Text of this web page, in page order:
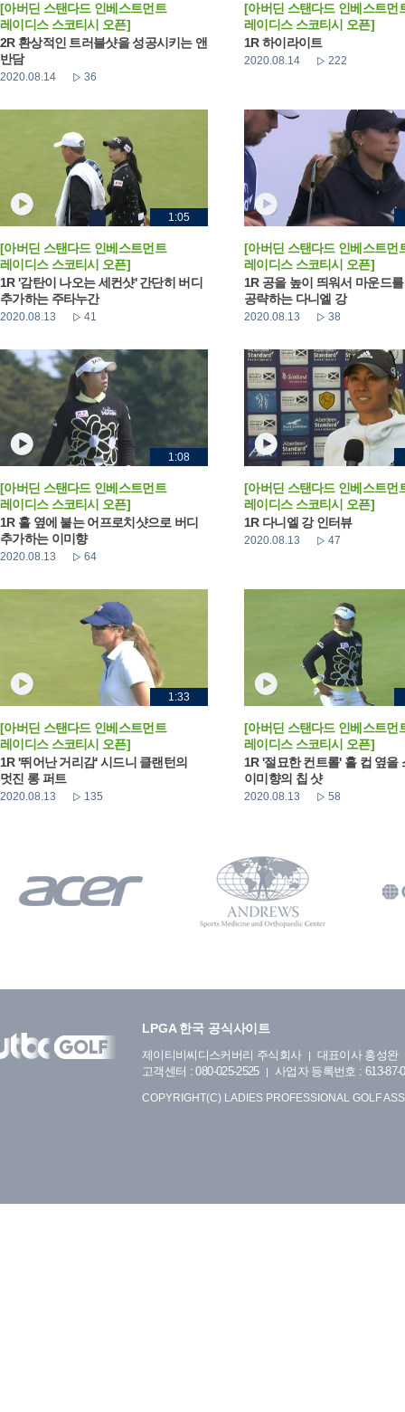
[아버딘 스탠다드 인베스트먼트
레이디스 스코티시 오픈]
2R 환상적인 트러블샷을 성공시키는 앤
반담
2020.08.14 36
[아버딘 스탠다드 인베스트먼
레이디스 스코티시 오픈]
1R 하이라이트
2020.08.14 222
1:05
[아버딘 스탠다드 인베스트먼트
레이디스 스코티시 오픈]
1R '감탄이 나오는 세컨샷' 간단히 버디
추가하는 주타누간
2020.08.13 41
[아버딘 스탠다드 인베스트먼
레이디스 스코티시 오픈]
1R 공을 높이 띄워서 마운드를
공략하는 다니엘 강
2020.08.13 38
1:08
[아버딘 스탠다드 인베스트먼트
레이디스 스코티시 오픈]
1R 홀 옆에 붙는 어프로치샷으로 버디
추가하는 이미향
2020.08.13 64
[아버딘 스탠다드 인베스트먼
레이디스 스코티시 오픈]
1R 다니엘 강 인터뷰
2020.08.13 47
1:33
[아버딘 스탠다드 인베스트먼트
레이디스 스코티시 오픈]
1R '뛰어난 거리감' 시드니 클랜턴의
멋진 롱 퍼트
2020.08.13 135
[아버딘 스탠다드 인베스트먼
레이디스 스코티시 오픈]
1R '절묘한 컨트롤' 홀 컵 옆을
이미향의 칩 샷
2020.08.13 58
LPGA 한국 공식사이트
제이티비씨디스커버리 주식회사
대표이사 홍성완
고객센터 : 080-025-2525
사업자 등록번호 : 613-87-
COPYRIGHT(C) LADIES PROFESSIONAL GOLF